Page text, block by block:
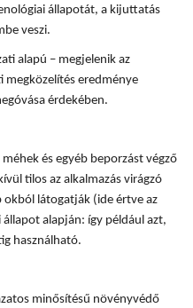
állapotát, a kijuttatás
veszi.
alapú – megjelenik az
megközelítés eredménye
érdekében.
és egyéb beporzást végző
tilos az alkalmazás virágzó
látogatják (ide értve az
alapján: így például azt,
használható.
minősítésű növényvédő